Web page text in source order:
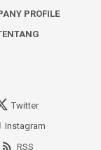
PROFILE
Twitter
Instagram
RSS